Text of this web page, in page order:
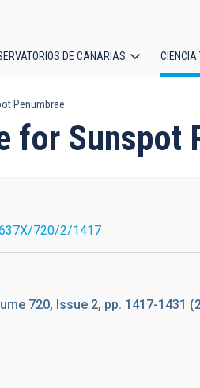
DE CANARIAS CIENCIA
Penumbrae
for Sunspot
720/2/1417
720, Issue 2, pp. 1417-1431